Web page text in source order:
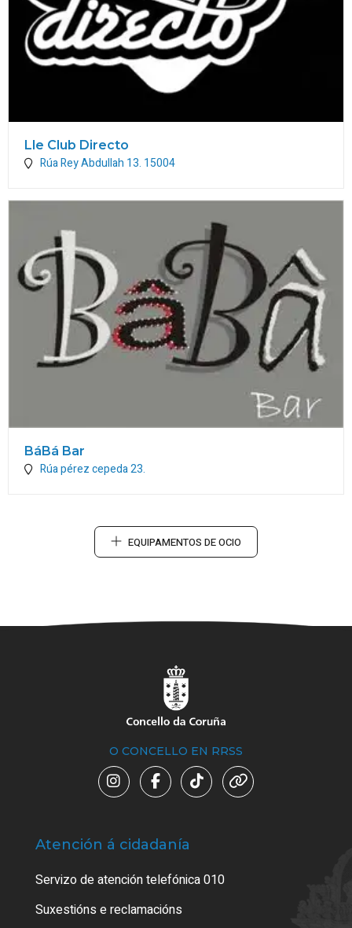
Lle Club Directo
Rúa Rey Abdullah 13. 15004
BáBá Bar
Rúa pérez cepeda 23.
EQUIPAMENTOS DE OCIO
O CONCELLO EN RRSS
Atención á cidadanía
Servizo de atención telefónica 010
Suxestións e reclamacións